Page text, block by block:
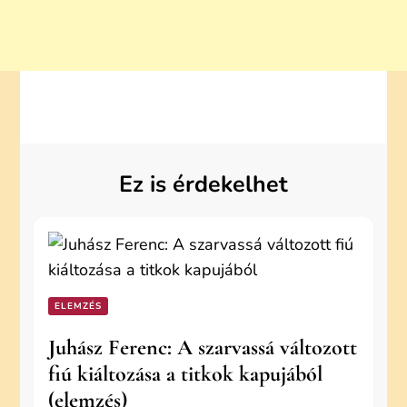
Ez is érdekelhet
ELEMZÉS
Juhász Ferenc: A szarvassá változott
fiú kiáltozása a titkok kapujából
(elemzés)